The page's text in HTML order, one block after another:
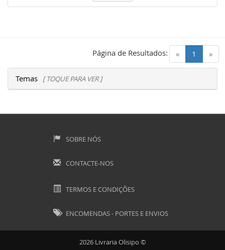
« 1 (current)
»
Página de Resultados:
Temas [ TOQUE PARA VER ]
SOBRE NÓS
CONTACTE-NOS
TERMOS E CONDIÇÕES
ENCOMENDAS - PORTES E ENVIOS
2026 Livraria Olisipo ©